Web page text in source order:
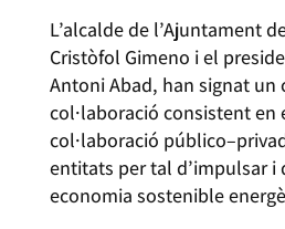
L’alcalde de l’Ajuntament
Cristòfol Gimeno i el
Antoni Abad, han signat un
col·laboració consistent en
col·laboració
entitats per tal d’impulsar i
economia sostenible